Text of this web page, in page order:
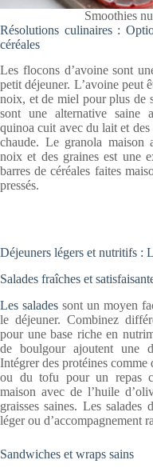
Smoothies
Résolutions culinaires :
céréales
Les flocons d’avoine sont
petit déjeuner. L’avoine peut
noix, et de miel pour plus de
sont une alternative saine
quinoa cuit avec du lait et
chaude. Le granola maison
noix et des graines est une
barres de céréales faites
pressés.
Déjeuners légers et nutritifs :
Salades fraîches et
Les saladessont un moyen
le déjeuner. Combinez
pour une base riche en
de boulgour ajoutent une
Intégrer des protéines
ou du tofu pour un repas
maison avec de l’huile
graisses saines. Les
léger ou d’accompagnement
Sandwiches et wraps sains